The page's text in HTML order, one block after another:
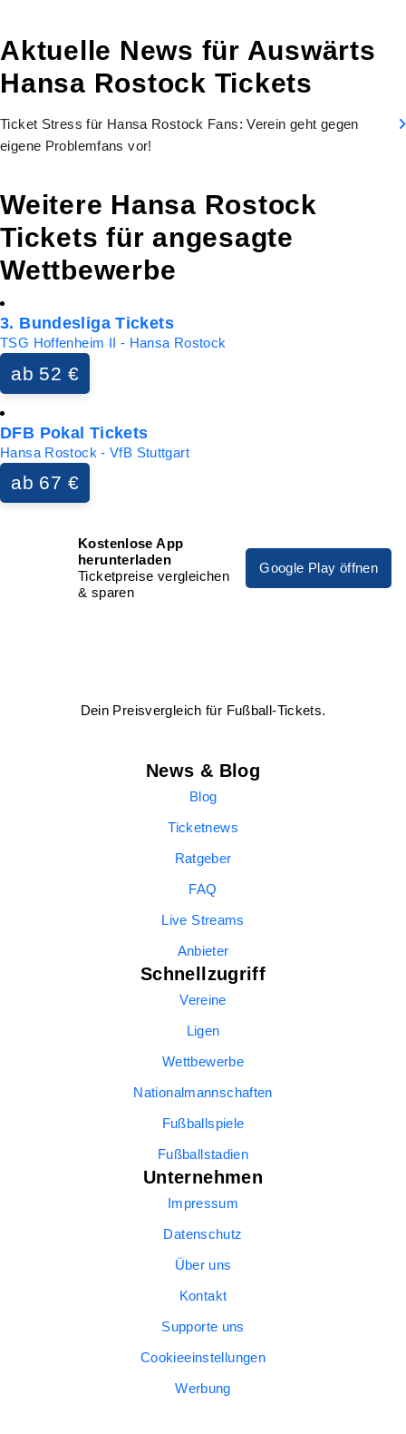
Aktuelle News für Auswärts
Hansa Rostock Tickets
Ticket Stress für Hansa Rostock Fans: Verein geht gegen
eigene Problemfans vor!
Weitere Hansa Rostock
Tickets für angesagte
Wettbewerbe
3. Bundesliga Tickets
TSG Hoffenheim II - Hansa Rostock
ab 52 €
DFB Pokal Tickets
Hansa Rostock - VfB Stuttgart
ab 67 €
Kostenlose App
herunterladen
Ticketpreise vergleichen
& sparen
Google Play öffnen
Dein Preisvergleich für Fußball-Tickets.
News & Blog
Blog
Ticketnews
Ratgeber
FAQ
Live Streams
Anbieter
Schnellzugriff
Vereine
Ligen
Wettbewerbe
Nationalmannschaften
Fußballspiele
Fußballstadien
Unternehmen
Impressum
Datenschutz
Über uns
Kontakt
Supporte uns
Cookieeinstellungen
Werbung